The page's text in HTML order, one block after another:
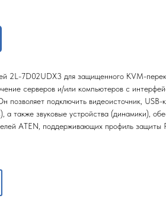
2L-7D02UDX3 для защищенного KVM-
серверов и/или компьютеров с
позволяет подключить видеоисточник, USB-
а также звуковые устройства (динамики),
ATEN, поддерживающих профиль защиты